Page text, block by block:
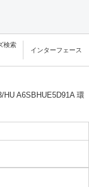
検索
インターフェース
HU A6SBHUE5D91A 環